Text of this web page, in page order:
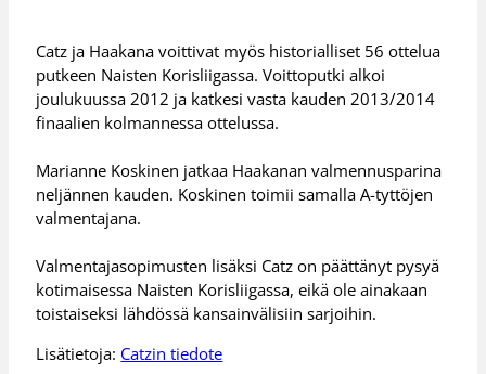
Catz ja Haakana voittivat myös historialliset 56 ottelua
putkeen Naisten Korisliigassa. Voittoputki alkoi
joulukuussa 2012 ja katkesi vasta kauden 2013/2014
finaalien kolmannessa ottelussa.
Marianne Koskinen jatkaa Haakanan valmennusparina
neljännen kauden. Koskinen toimii samalla A-tyttöjen
valmentajana.
Valmentajasopimusten lisäksi Catz on päättänyt pysyä
kotimaisessa Naisten Korisliigassa, eikä ole ainakaan
toistaiseksi lähdössä kansainvälisiin sarjoihin.
Lisätietoja: Catzin tiedote